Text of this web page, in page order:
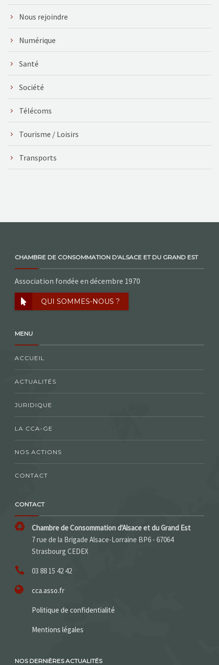
Nous rejoindre
Numérique
Santé
Société
Télécoms
Tourisme / Loisirs
Transports
CHAMBRE DE CONSOMMATION D'ALSACE ET DU GRAND EST
Association fondée en décembre 1970
QUI SOMMES-NOUS ?
MENU
ACCUEIL
ACTUALITÉS
JURIDIQUE
LA CCA-GE
NOS ACTIONS
CONTACT
CONTACT
Chambre de Consommation d'Alsace et du Grand Est
7 rue de la Brigade Alsace-Lorraine BP6 - 67064
Strasbourg CEDEX
03 88 15 42 42
cca.asso.fr
Politique de confidentialité
Mentions légales
NOS DERNIÈRES ACTUALITÉS